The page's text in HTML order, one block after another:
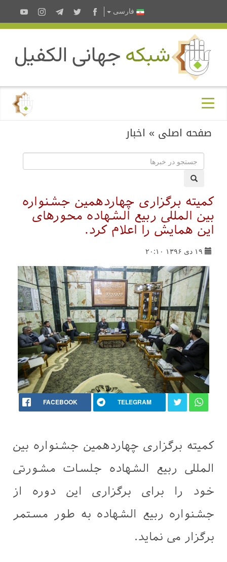
فارسى
صفحه اصلی » اخبار
کمیته برگزاری چهاردهمین جشنواره
بین المللی ربیع الشهاده محورهای
این همایش را اعلام کرد.
۱۹ دی ۱۳۹۶ ۲۰:۱۰
FACEBOOK TELEGRAM
کمیته برگزاری چهاردهمین جشنواره بین
المللی ربیع الشهاده جلسات مشورتی
خود را برای برگزاری این دوره از
جشنواره ربیع الشهاده به طور مستمر
برگزار می نماید.